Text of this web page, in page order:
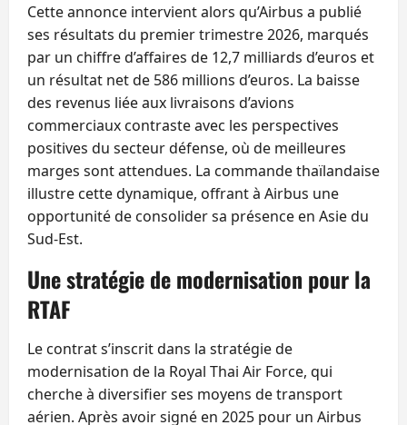
Cette annonce intervient alors qu’Airbus a publié
ses résultats du premier trimestre 2026, marqués
par un chiffre d’affaires de 12,7 milliards d’euros et
un résultat net de 586 millions d’euros. La baisse
des revenus liée aux livraisons d’avions
commerciaux contraste avec les perspectives
positives du secteur défense, où de meilleures
marges sont attendues. La commande thaïlandaise
illustre cette dynamique, offrant à Airbus une
opportunité de consolider sa présence en Asie du
Sud-Est.
Une stratégie de modernisation pour la
RTAF
Le contrat s’inscrit dans la stratégie de
modernisation de la Royal Thai Air Force, qui
cherche à diversifier ses moyens de transport
aérien. Après avoir signé en 2025 pour un Airbus